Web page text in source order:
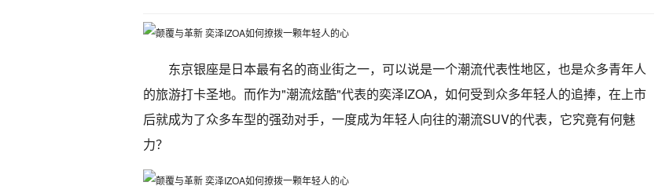
东京银座是日本最有名的商业街之一，可以说是一个潮流代表性地区，也是众多青年人
的旅游打卡圣地。而作为"潮流炫酷"代表的奕泽IZOA，如何受到众多年轻人的追捧，在上市
后就成为了众多车型的强劲对手，一度成为年轻人向往的潮流SUV的代表，它究竟有何魅
力？